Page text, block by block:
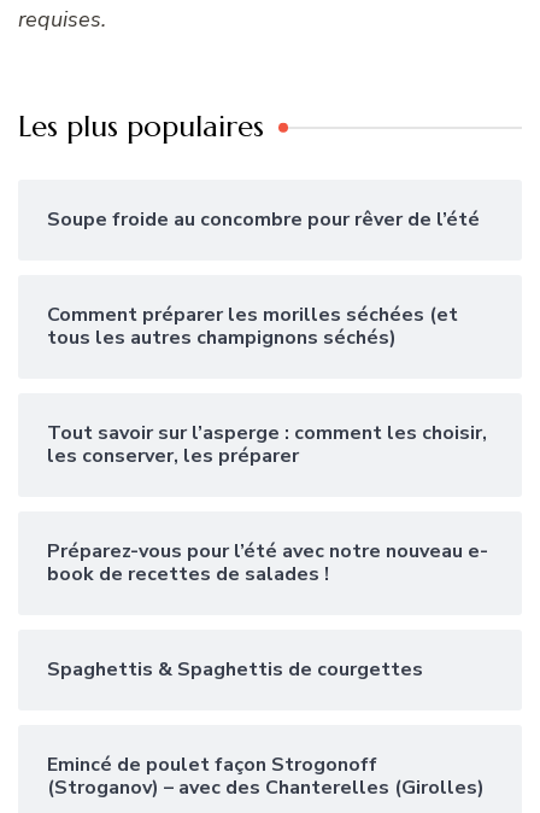
requises.
Les plus populaires
Soupe froide au concombre pour rêver de l’été
Comment préparer les morilles séchées (et
tous les autres champignons séchés)
Tout savoir sur l’asperge : comment les choisir,
les conserver, les préparer
Préparez-vous pour l’été avec notre nouveau e-
book de recettes de salades !
Spaghettis & Spaghettis de courgettes
Emincé de poulet façon Strogonoff
(Stroganov) – avec des Chanterelles (Girolles)